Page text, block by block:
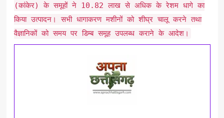
(कांकेर) के समूहों ने 10.82 लाख से अधिक के रेशम धागे का
किया उत्पादन। सभी धागाकरण मशीनों को शीघ्र चालू करने तथा
वैज्ञानिकों को समय पर डिम्ब समूह उपलब्ध कराने के आदेश।